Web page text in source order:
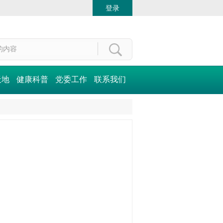
登录
健康科普 党委工作 联系我们